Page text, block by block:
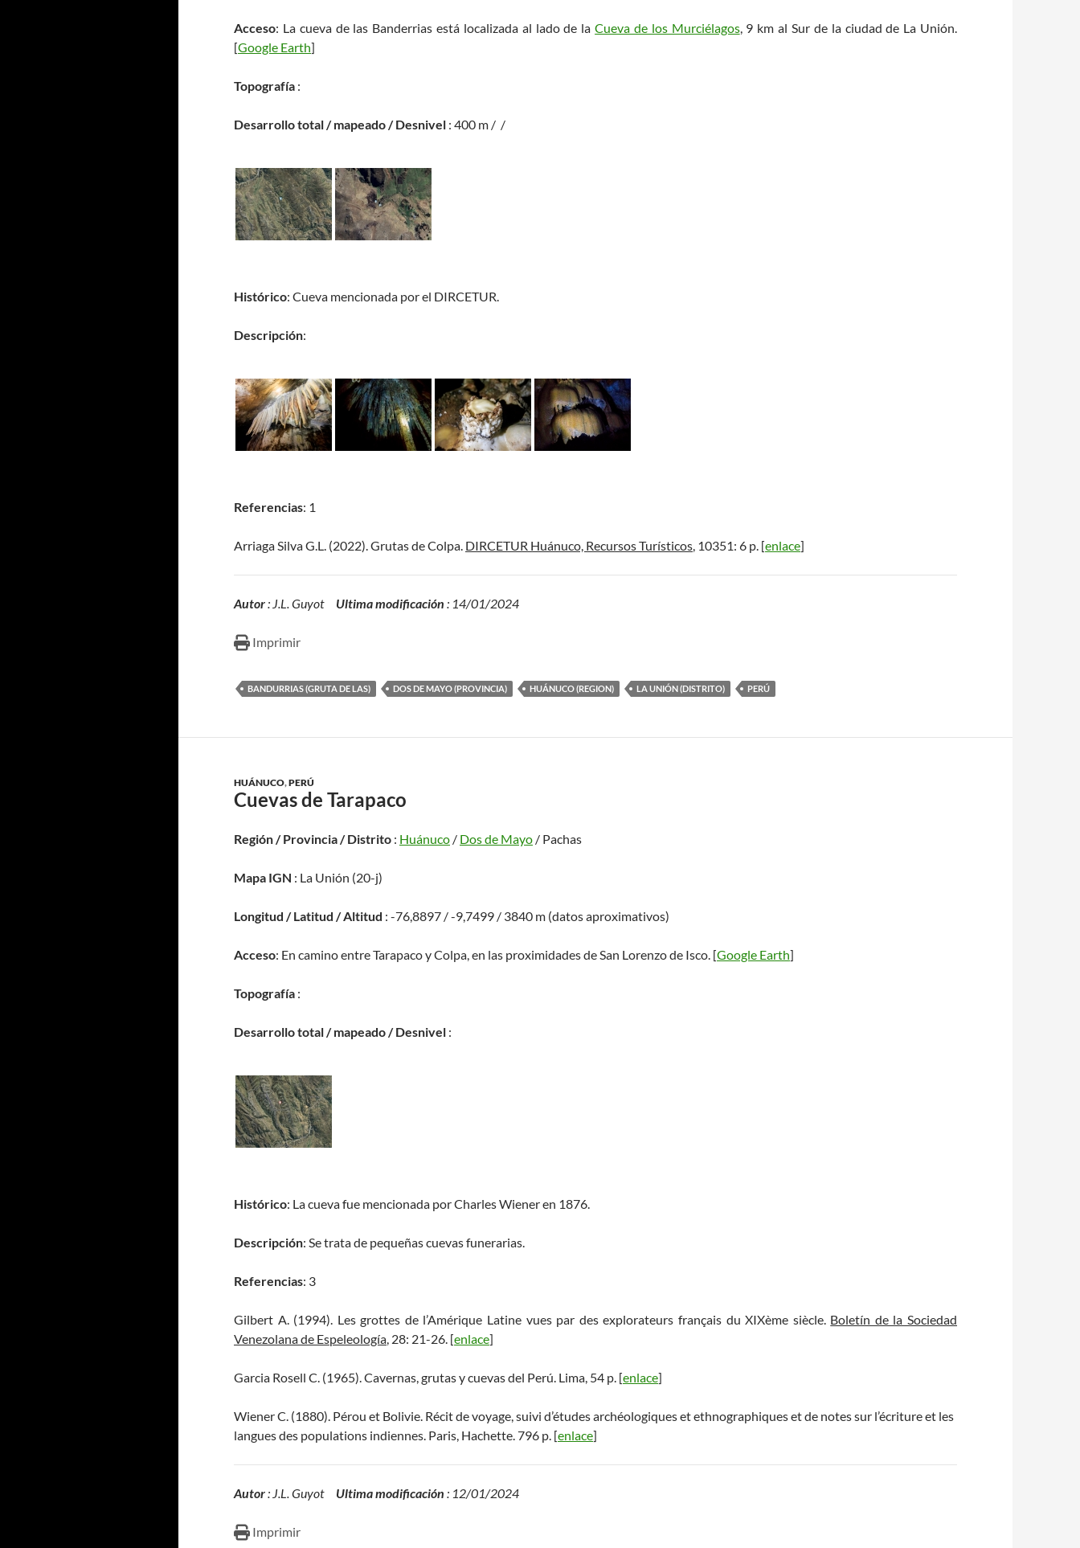
Acceso: La cueva de las Banderrias está localizada al lado de laCueva de los Murciélagos, 9 km al Sur de la ciudad de La Unión.
[Google Earth]
Topografía :
Desarrollo total / mapeado / Desnivel : 400 m / /
Histórico: Cueva mencionada por el DIRCETUR.
Descripción:
Referencias: 1
Arriaga Silva G.L. (2022). Grutas de Colpa. DIRCETUR Huánuco, Recursos Turísticos, 10351: 6 p. [enlace]
Autor: J.L. Guyot Ultima modificación : 14/01/2024
Imprimir
BANDURRIAS (GRUTA DE LAS) DOS DE MAYO (PROVINCIA) HUÁNUCO (REGION) LA UNIÓN (DISTRITO) PERÚ
HUÁNUCO,PERÚ
Cuevas de Tarapaco
Región / Provincia / Distrito : Huánuco / Dos de Mayo / Pachas
Mapa IGN : La Unión (20-j)
Longitud / Latitud / Altitud : -76,8897 / -9,7499 / 3840 m (datos aproximativos)
Acceso: En camino entre Tarapaco y Colpa, en las proximidades de San Lorenzo de Isco. [Google Earth]
Topografía :
Desarrollo total / mapeado / Desnivel :
Histórico: La cueva fue mencionada por Charles Wiener en 1876.
Descripción: Se trata de pequeñas cuevas funerarias.
Referencias: 3
Gilbert A. (1994). Les grottes de l’Amérique Latine vues par des explorateurs français du XIXème siècle. Boletín de la Sociedad
Venezolana de Espeleología, 28: 21-26. [enlace]
Garcia Rosell C. (1965). Cavernas, grutas y cuevas del Perú. Lima, 54 p. [enlace]
Wiener C. (1880). Pérou et Bolivie. Récit de voyage, suivi d’études archéologiques et ethnographiques et de notes sur l’écriture et les
langues des populations indiennes. Paris, Hachette. 796 p. [enlace]
Autor: J.L. Guyot Ultima modificación : 12/01/2024
Imprimir